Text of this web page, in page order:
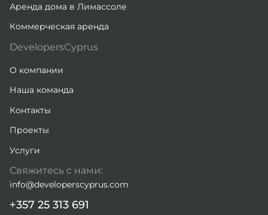
Аренда дома в Лимассоле
Коммерческая аренда
DevelopersCyprus
О компании
Наша команда
Контакты
Проекты
Услуги
Свяжитесь с нами:
info@developerscyprus.com
+357 25 313 691